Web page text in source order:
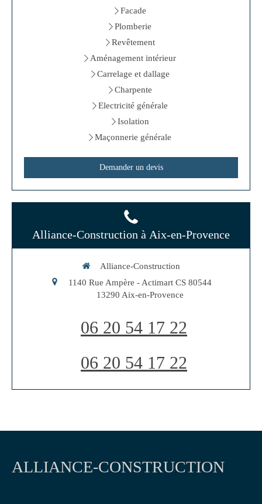
Facade
Plomberie
Revêtement
Aménagement intérieur
Carrelage et dallage
Charpente
Electricité générale
Isolation
Maçonnerie générale
Demander un devis
Alliance-Construction à Aix-en-Provence
Alliance-Construction
1140 Rue Ampère - Actimart CS 80544
13290 Aix-en-Provence
06 20 54 17 22
06 20 54 17 22
ALLIANCE-CONSTRUCTION